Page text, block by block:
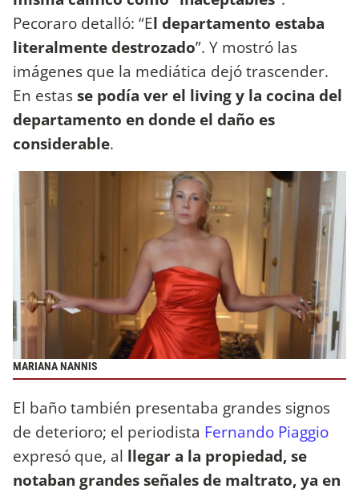
Pecoraro detalló: “El departamento estaba
literalmente destrozado”. Y mostró las
imágenes que la mediática dejó trascender.
En estasse podía ver el living y la cocina del
departamento en donde el daño es
considerable.
MARIANA NANNIS
El baño también presentaba grandes signos
de deterioro; el periodista Fernando Piaggio
expresó que, al llegar a la propiedad, se
notaban grandes señales de maltrato, ya en